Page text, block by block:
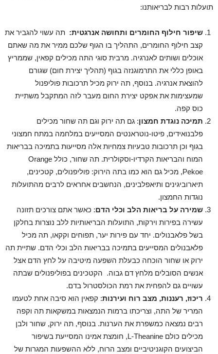
תועלות רבות לבריאותנו:
שיפור חילוף החומרים ותחושה אנרגטית: תה עשוי להגביר את
קצב חילוף החומרים, התהליך בו הגוף שלכם ממיר את מה שאתם
אוכלים ושותים לאנרגיה. מרבית סוגי התה מכילים קפאין, שממריץ
באופן כללי את התרמוגנזה בגוף (תהליך יצירת חום) שגורם
להוצאת אנרגיה. בנוסף, תה ירוק מכיל תרכובות פוליפנול
שמעצימות את אפקט יצירת החום מעבר לזה המתקבל משתיית
כוס קפה.
תמיכה נוגדת חמצון: גם תה ירוק וגם תה שחור מכילים
פלבנואידים, פיטו-נוטראנטים המסייעים במלחמה במתח חמצוני
בגוף וכן תרכובות טבעיות צמחיות אלה מסייעות בתמיכה בבריאות
המוח והבריאות הקרדיו-וסקולרית. תה שחור, כולל Orange
Pekoe, מכיל גם הוא כמו בתה הירוק: פוליפנולים, קטכינים,
תיארוביגינים ותיאפלבינים, הנחשבים אחראים לרבים מהתועלות
נוגדות החמצון.
שמירה על בריאות הלב וכלי הדם: כאשר אתם צורכים תזונה
עשירה בפירות וירקות, התועלות הבריאותיות ללב נוצרות בחלקן
בשל פלאבנולים. יחד עם פירות יער, תפוחים וקקאו, תה מכיל
פלאבנולים המסייעים בתמיכה בבריאות הלב וכלי הדם. שתיית תה
ירוק או שחור הוכחה כבעלת השפעה מיטיבה על לחץ הדם אצל
אנשים הסובלים מלחץ דם גבוה. הקטכינים בפוליפנולים שבתה
עשויים גם להפחית את רמת הכולסטרול בדם.
ריכוז, רעננות, מצב רוח ועירנות: קפאין הוא סיבה אחת לטעמו
המריר של התה, וצריכתו ברמות הנמצאות במשקאות תה וקפה
רבים נמצאה כמשפרת את הערנות. בנוסף, תה ירוק, שחור ולבן
מכילים כולם L-Theanine, חומצת אמינו המסייעת בשיפור
הביצועים הקוגניטיביים ומצב הרוח, ללא ההשפעות המגרות של